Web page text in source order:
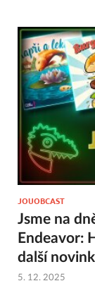
JOUOBCAST
Jsme na
Endeavor:
další
5. 12. 2025